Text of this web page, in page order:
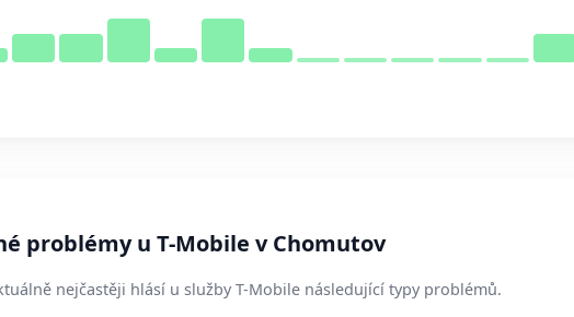
problémy u T-Mobile v Chomutov
nejčastěji hlásí u služby T-Mobile následující typy problémů.